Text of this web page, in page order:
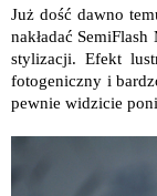
Już dość dawno
nakładać
stylizacji. Efekt
fotogeniczny i
pewnie widzicie